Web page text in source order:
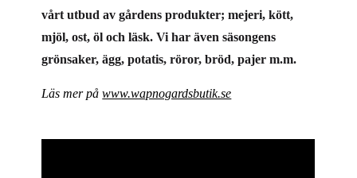
vårt utbud av gårdens produkter; mejeri, kött,
mjöl, ost, öl och läsk. Vi har även säsongens
grönsaker, ägg, potatis, röror, bröd, pajer m.m.
Läs mer påwww.wapnogardsbutik.se